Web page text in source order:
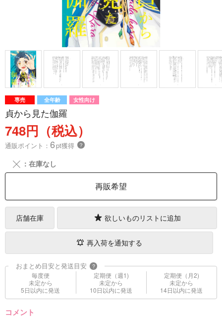
専売 全年齢 女性向け
貞から見た伽羅
748円（税込）
通販ポイント： 6pt獲得 ？
╳ ：在庫なし
再販希望
店舗在庫 欲しいものリストに追加
再入荷を通知する
おまとめ目安と発送目安 ?
毎度便
未定から
5日以内に発送
定期便（週1)
未定から
10日以内に発送
定期便（月2)
未定から
14日以内に発送
コメント